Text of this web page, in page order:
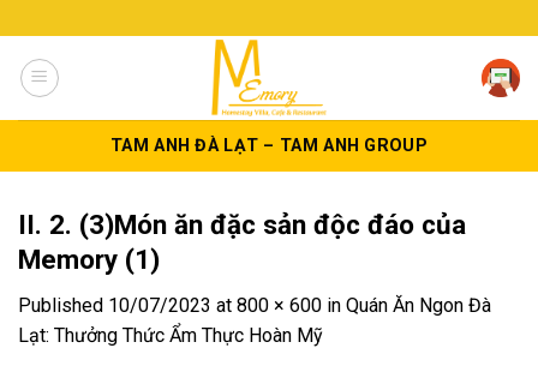
to
content
TAM ANH ĐÀ LẠT – TAM ANH GROUP
II. 2. (3)Món ăn đặc sản độc đáo của
Memory (1)
Published 10/07/2023 at 800 × 600 in Quán Ăn Ngon Đà
Lạt: Thưởng Thức Ẩm Thực Hoàn Mỹ